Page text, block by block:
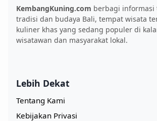
KembangKuning.com berbagi
tradisi dan budaya Bali, tempat wisata
kuliner khas yang sedang populer di
wisatawan dan masyarakat lokal.
Lebih Dekat
Tentang Kami
Kebijakan Privasi